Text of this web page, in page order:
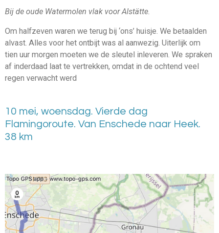
Bij de oude Watermolen vlak voor Alstätte.
Om halfzeven waren we terug bij ‘ons’ huisje. We betaalden
alvast. Alles voor het ontbijt was al aanwezig. Uiterlijk om
tien uur morgen moeten we de sleutel inleveren. We spraken
af inderdaad laat te vertrekken, omdat in de ochtend veel
regen verwacht werd
10 mei, woensdag. Vierde dag
Flamingoroute. Van Enschede naar Heek.
38 km